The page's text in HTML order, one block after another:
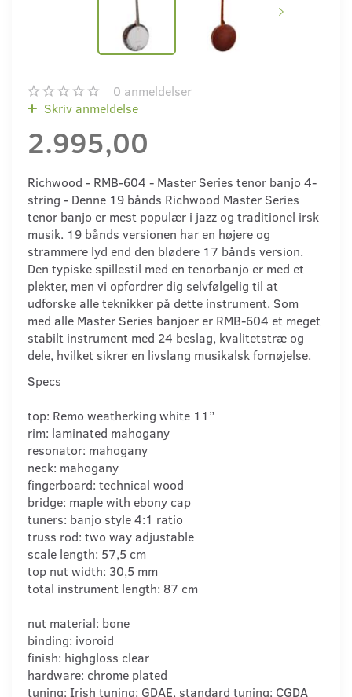
0 anmeldelser
Skriv anmeldelse
2.995,00
Richwood - RMB-604 - Master Series tenor banjo 4-
string - Denne 19 bånds Richwood Master Series
tenor banjo er mest populær i jazz og traditionel irsk
musik. 19 bånds versionen har en højere og
strammere lyd end den blødere 17 bånds version.
Den typiske spillestil med en tenorbanjo er med et
plekter, men vi opfordrer dig selvfølgelig til at
udforske alle teknikker på dette instrument. Som
med alle Master Series banjoer er RMB-604 et meget
stabilt instrument med 24 beslag, kvalitetstræ og
dele, hvilket sikrer en livslang musikalsk fornøjelse.
Specs
top: Remo weatherking white 11”
rim: laminated mahogany
resonator: mahogany
neck: mahogany
fingerboard: technical wood
bridge: maple with ebony cap
tuners: banjo style 4:1 ratio
truss rod: two way adjustable
scale length: 57,5 cm
top nut width: 30,5 mm
total instrument length: 87 cm
nut material: bone
binding: ivoroid
finish: highgloss clear
hardware: chrome plated
tuning: Irish tuning: GDAE, standard tuning: CGDA